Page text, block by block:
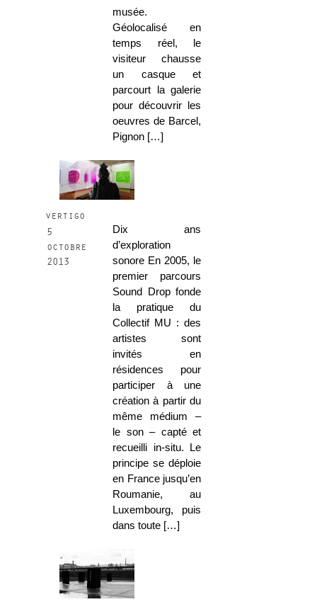
musée.
Géolocalisé en
temps réel, le
visiteur chausse
un casque et
parcourt la galerie
pour découvrir les
oeuvres de Barcel,
Pignon […]
vertigo
5
octobre
2013
Dix ans
d’exploration
sonore En 2005, le
premier parcours
Sound Drop fonde
la pratique du
Collectif MU : des
artistes sont
invités en
résidences pour
participer à une
création à partir du
même médium –
le son – capté et
recueilli in-situ. Le
principe se déploie
en France jusqu’en
Roumanie, au
Luxembourg, puis
dans toute […]